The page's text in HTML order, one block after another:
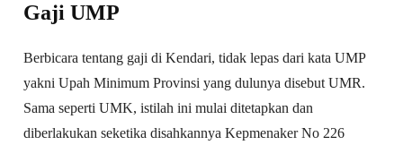
Gaji UMP
Berbicara tentang gaji di Kendari, tidak lepas dari kata UMP
yakni Upah Minimum Provinsi yang dulunya disebut UMR.
Sama seperti UMK, istilah ini mulai ditetapkan dan
diberlakukan seketika disahkannya Kepmenaker No 226